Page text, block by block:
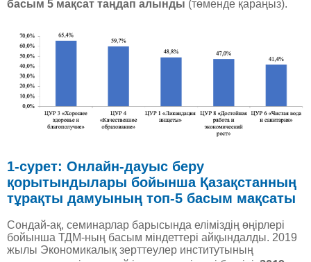
басым 5 мақсат таңдап алынды (төменде қараңыз).
1-сурет: Онлайн-дауыс беру
қорытындылары бойынша Қазақстанның
тұрақты дамуының топ-5 басым мақсаты
Сондай-ақ, семинарлар барысында еліміздің өңірлері
бойынша ТДМ-ның басым міндеттері айқындалды. 2019
жылы Экономикалық зерттеулер институтының